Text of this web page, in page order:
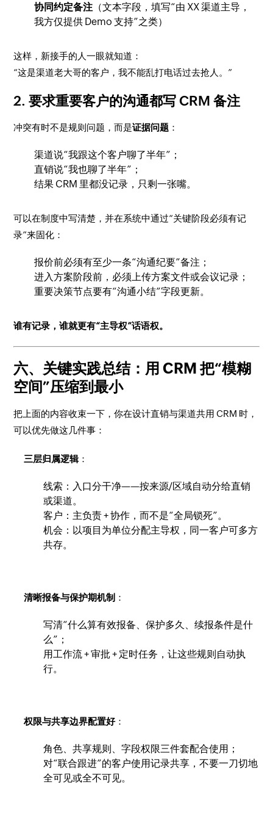
协同约定备注 （文本字段，填写“由 XX 渠道主导，
我方仅提供 Demo 支持”之类）
这样，新接手的人一眼就知道：
“这是渠道老大哥的客户，我不能乱打电话过去抢人。”
2. 要求重要客户的沟通都写 CRM 备注
冲突有时不是规则问题，而是证据问题 ：
渠道说“我跟这个客户聊了半年”；
直销说“我也聊了半年”；
结果 CRM 里都没记录，只剩一张嘴。
可以在制度中写清楚，并在系统中通过“关键阶段必须有记
录”来固化：
报价前必须有至少一条“沟通纪要”备注；
进入方案阶段前，必须上传方案文件或会议记录；
重要决策节点要有“沟通小结”字段更新。
谁有记录，谁就更有“主导权”话语权。
六、关键实践总结：用 CRM 把“模糊
空间”压缩到最小
把上面的内容收束一下，你在设计直销与渠道共用 CRM 时，
可以优先做这几件事：
三层归属逻辑：
线索：入口分干净——按来源/区域自动分给直销
或渠道。
客户：主负责 + 协作，而不是“全局锁死”。
机会：以项目为单位分配主导权，同一客户可多方
共存。
清晰报备与保护期机制 ：
写清“什么算有效报备、保护多久、续报条件是什
么”；
用工作流 + 审批 + 定时任务，让这些规则自动执
行。
权限与共享边界配置好：
角色、共享规则、字段权限三件套配合使用；
对“联合跟进”的客户使用记录共享，不要一刀切地
全可见或全不可见。